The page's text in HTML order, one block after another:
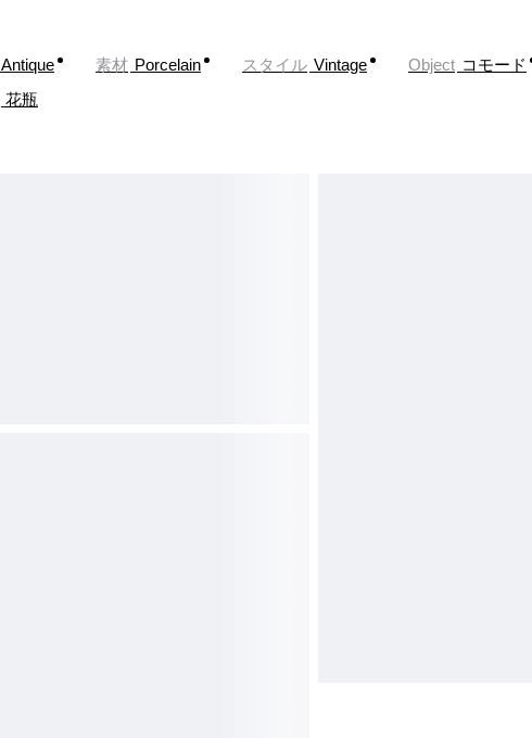
Antique 素材 Porcelain スタイル Vintage Object コモード
花瓶